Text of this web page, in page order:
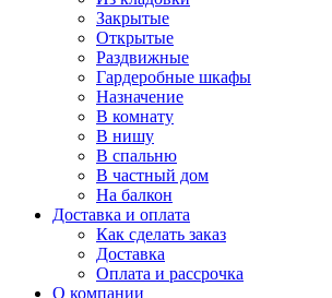
Закрытые
Открытые
Раздвижные
Гардеробные шкафы
Назначение
В комнату
В нишу
В спальню
В частный дом
На балкон
Доставка и оплата
Как сделать заказ
Доставка
Оплата и рассрочка
О компании